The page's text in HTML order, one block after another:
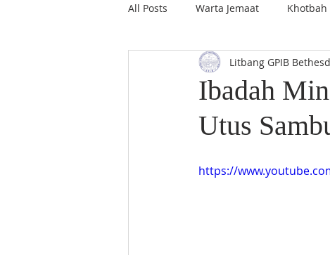
All Posts Warta Jemaat Khotbah
Ibadah
Utus
Litbang GPIB
https://